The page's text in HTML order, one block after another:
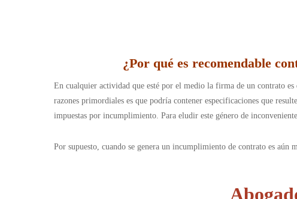
¿Por qué es recomendable
En cualquier actividad que esté por el medio la firma de un contrato
razones primordiales es que podría contener especificaciones que
impuestas por incumplimiento. Para eludir este género de
Por supuesto, cuando se genera un incumplimiento de contrato es aún